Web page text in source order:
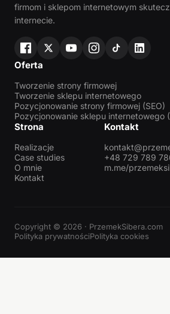
firmom i sklepom internetowym
internecie.
Oferta
Tworzenie strony firmowej
Tworzenie sklepu internetowego
Pozycjonowanie strony firmowej (SEO)
Pozycjonowanie sklepu internetowego
Strona
Realizacje
Case studies
O mnie
Kontakt
Kontakt
+48 729 789
m.me/
Copyright © 2026 · PrzemekSibera.com
Polityka prywatnościPolityka cookies